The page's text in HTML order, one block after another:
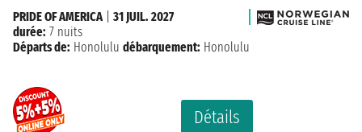
Détails
PRIDE OF AMERICA| 31 JUIL. 2027
durée: 7 nuits
Départs de: Honolulu débarquement: Honolulu